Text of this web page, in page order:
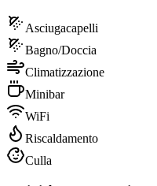
Asciugacapelli
Bagno/Doccia
Climatizzazione
Minibar
WiFi
Riscaldamento
Culla